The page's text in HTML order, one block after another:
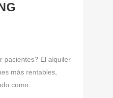
pacientes? El alquiler
más rentables,
como...